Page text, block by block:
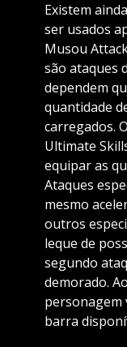
Existem
ser usados
Musou
são ataques
dependem
quantidade
carregados.
Ultimate
equipar as
Ataques
mesmo
outros
leque de
segundo
demorado.
personagem
barra